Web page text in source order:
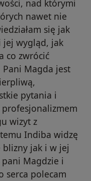
nad którymi
nawet nie
się jak
jej wygląd, jak
co zwrócić
Magda jest
pytania i
profesjonalizmem
wizyt z
Indiba widzę
jak i w jej
Magdzie i
serca polecam